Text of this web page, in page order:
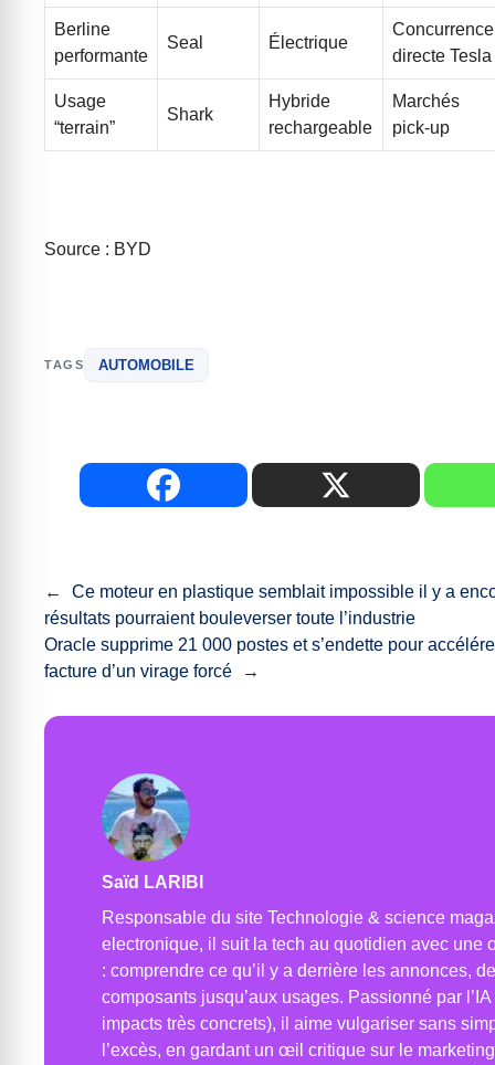
Berline
performante
Seal Électrique
Concurrence
directe Tesla
Usage
“terrain”
Shark
Hybride
rechargeable
Marchés
pick-up
Source : BYD
TAGS AUTOMOBILE
←
Ce moteur en plastique semblait impossible il y a
résultats pourraient bouleverser toute l’industrie
Oracle supprime 21 000 postes et s’endette pour
facture d’un virage forcé
→
Saïd LARIBI
Responsable du site Technologie & science
electronique, il suit la tech au quotidien avec une
: comprendre ce qu’il y a derrière les annonces,
composants jusqu’aux usages. Passionné par l’IA
impacts très concrets), il aime vulgariser sans
l’excès, en gardant un œil critique sur le